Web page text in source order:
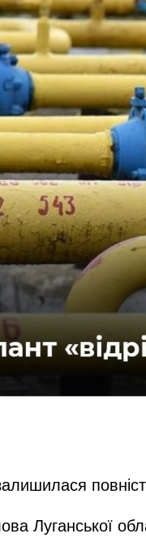
Луганської